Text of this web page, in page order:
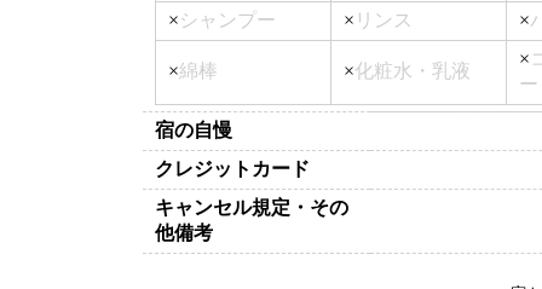
×シャンプー × リンス ×
×綿棒 ×化粧水・乳液
×
ー
宿の自慢
クレジットカード
キャンセル規定・その
他備考